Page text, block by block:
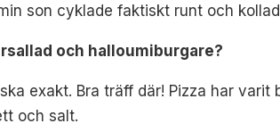
son cyklade faktiskt runt och
och halloumiburgare?
exakt. Bra träff där! Pizza har
och salt.